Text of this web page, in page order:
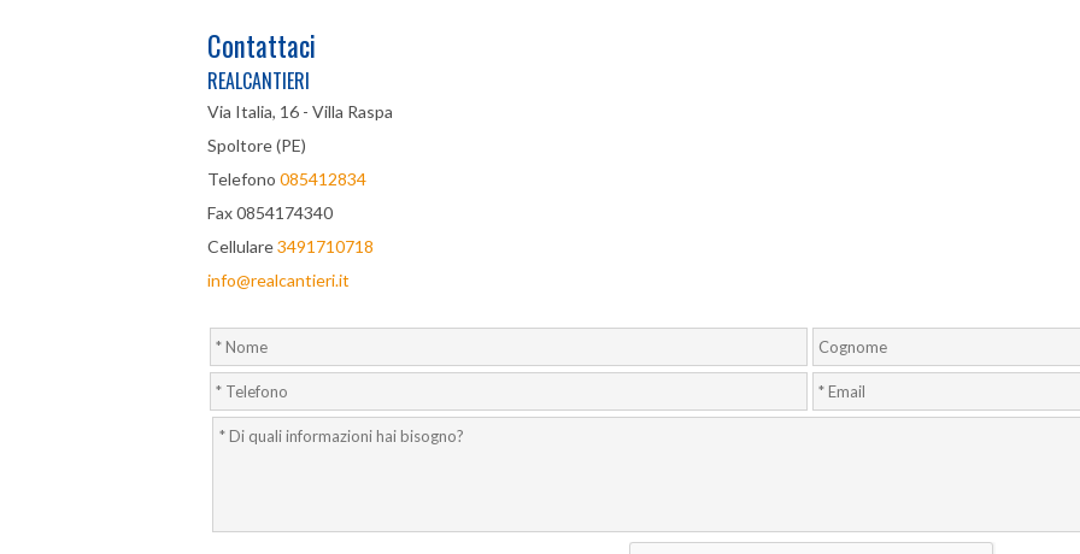
Contattaci
REALCANTIERI
Via Italia, 16 - Villa Raspa
Spoltore (PE)
Telefono 085412834
Fax 0854174340
Cellulare3491710718
info@realcantieri.it